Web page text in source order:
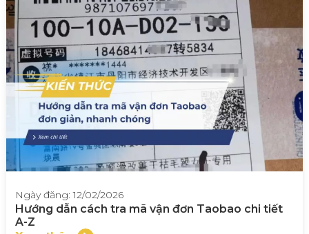
Ngày đăng: 12/02/2026
Hướng dẫn cách tra mã vận đơn Taobao chi tiết
A-Z